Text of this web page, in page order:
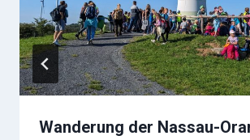
Wanderung der Nassau-